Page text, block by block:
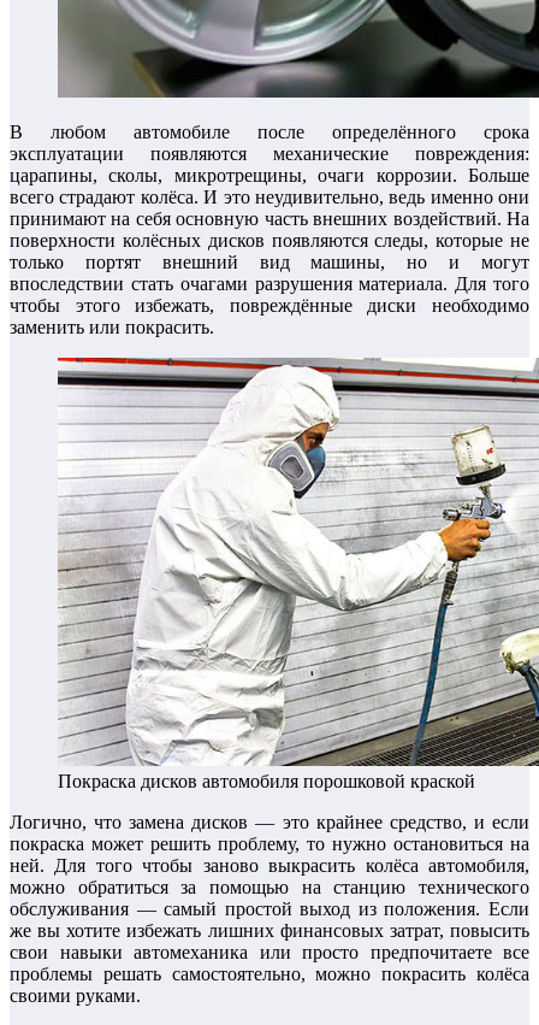
В любом автомобиле после определённого срока
эксплуатации появляются механические повреждения:
царапины, сколы, микротрещины, очаги коррозии. Больше
всего страдают колёса. И это неудивительно, ведь именно они
принимают на себя основную часть внешних воздействий. На
поверхности колёсных дисков появляются следы, которые не
только портят внешний вид машины, но и могут
впоследствии стать очагами разрушения материала. Для того
чтобы этого избежать, повреждённые диски необходимо
заменить или покрасить.
Покраска дисков автомобиля порошковой краской
Логично, что замена дисков — это крайнее средство, и если
покраска может решить проблему, то нужно остановиться на
ней. Для того чтобы заново выкрасить колёса автомобиля,
можно обратиться за помощью на станцию технического
обслуживания — самый простой выход из положения. Если
же вы хотите избежать лишних финансовых затрат, повысить
свои навыки автомеханика или просто предпочитаете все
проблемы решать самостоятельно, можно покрасить колёса
своими руками.